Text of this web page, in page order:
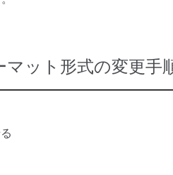
ット形式の変更手